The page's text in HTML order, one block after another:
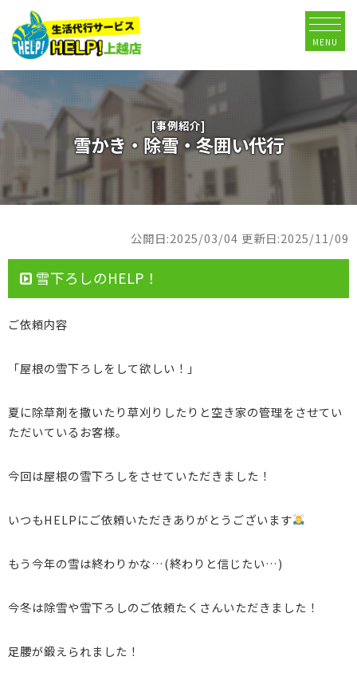
MENU
[事例紹介]
雪かき・除雪・冬囲い代行
公開日:2025/03/04 更新日:2025/11/09
雪下ろしのHELP！
ご依頼内容
「屋根の雪下ろしをして欲しい！」
夏に除草剤を撒いたり草刈りしたりと空き家の管理をさせてい
ただいているお客様。
今回は屋根の雪下ろしをさせていただきました！
いつもHELPにご依頼いただきありがとうございます
もう今年の雪は終わりかな…(終わりと信じたい…)
今冬は除雪や雪下ろしのご依頼たくさんいただきました！
足腰が鍛えられました！